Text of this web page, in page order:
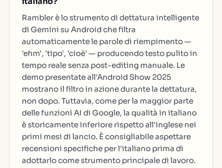
Rambler è lo strumento di dettatura intelligente
di Gemini su Android che filtra
automaticamente le parole di riempimento —
'ehm', 'tipo', 'cioè' — producendo testo pulito in
tempo reale senza post-editing manuale. Le
demo presentate all'Android Show 2025
mostrano il filtro in azione durante la dettatura,
non dopo. Tuttavia, come per la maggior parte
delle funzioni AI di Google, la qualità in italiano
è storicamente inferiore rispetto all'inglese nei
primi mesi di lancio. È consigliabile aspettare
recensioni specifiche per l'italiano prima di
adottarlo come strumento principale di lavoro.